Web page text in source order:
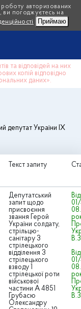
авторизованих
ви погоджуєтесь на
Приймаю
та відповідей на них
копій відповідно
даних».
депутат України IX
Текст запиту
Депутатський
запит щодо
присвоєння
звання Герой
України солдату,
стрільцю-
санітару 3
стрілецького
відділення 3
стрілецького
взводу 1
стрілецької роти
військової
частини А 4851
Грубасю
Олександру